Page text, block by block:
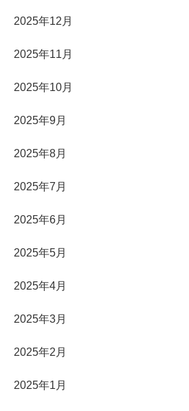
2025年12月
2025年11月
2025年10月
2025年9月
2025年8月
2025年7月
2025年6月
2025年5月
2025年4月
2025年3月
2025年2月
2025年1月